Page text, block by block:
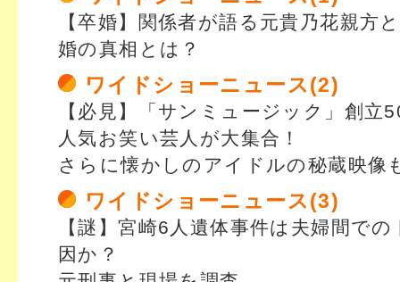
【卒婚】関係者が語る元貴乃花親方
婚の真相とは？
ワイドショーニュース(2)
【必見】「サンミュージック」創立
人気お笑い芸人が大集合！
さらに懐かしのアイドルの秘蔵映像
ワイドショーニュース(3)
【謎】宮崎6人遺体事件は夫婦間で
因か？